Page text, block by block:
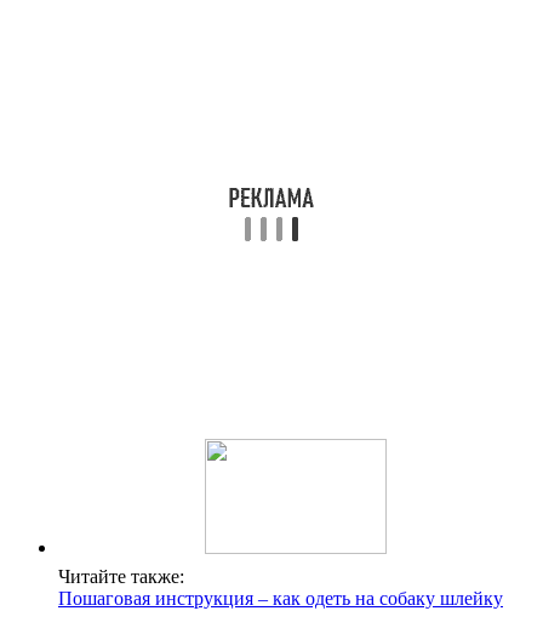
Читайте также:
Пошаговая инструкция – как одеть на собаку шлейку